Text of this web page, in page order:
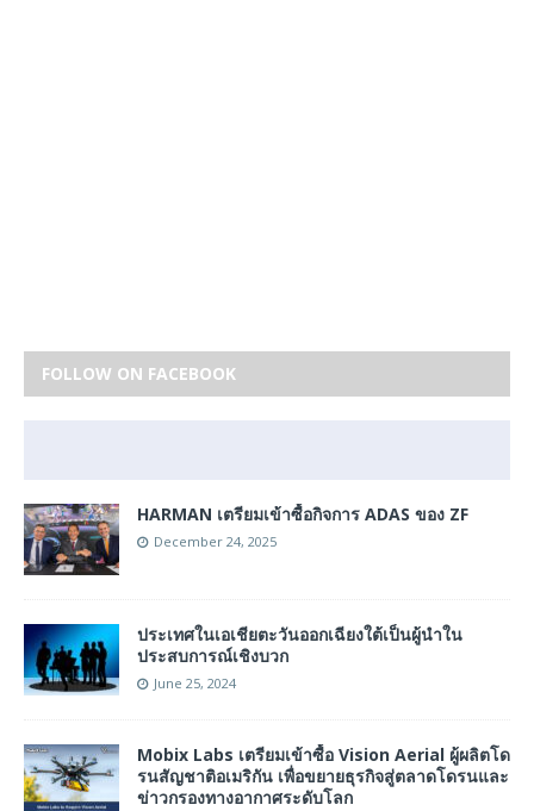
FOLLOW ON FACEBOOK
HARMAN เตรียมเข้าซื้อกิจการ ADAS ของ ZF
December 24, 2025
ประเทศในเอเชียตะวันออกเฉียงใต้เป็นผู้นําใน
ประสบการณ์เชิงบวก
June 25, 2024
Mobix Labs เตรียมเข้าซื้อ Vision Aerial ผู้ผลิตโด
รนสัญชาติอเมริกัน เพื่อขยายธุรกิจสู่ตลาดโดรนและ
ข่าวกรองทางอากาศระดับโลก